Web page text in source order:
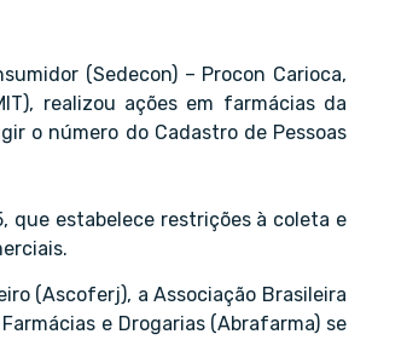
(Sedecon) – Procon Carioca,
realizou ações em farmácias da
o número do Cadastro de Pessoas
que estabelece restrições à coleta e
(Ascoferj), a Associação Brasileira
e Drogarias (Abrafarma) se